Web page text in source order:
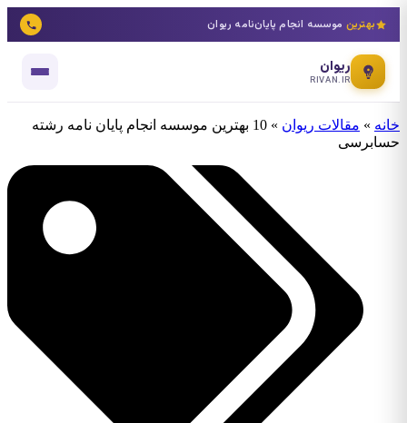
بهترین موسسه انجام پایان‌نامه ریوان
ریوان
RIVAN.IR
خانه » مقالات ریوان »
10 بهترین موسسه انجام پایان نامه رشته
حسابرسی